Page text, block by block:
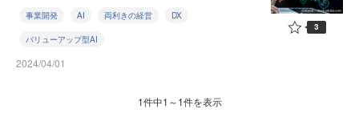
事業開発 AI 両利きの経営 DX
バリューアップ型AI
2024/04/01
3
1件中1～1件を表示